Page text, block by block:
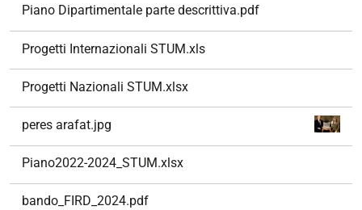
Piano Dipartimentale parte descrittiva.pdf
Progetti Internazionali STUM.xls
Progetti Nazionali STUM.xlsx
peres arafat.jpg
Piano2022-2024_STUM.xlsx
bando_FIRD_2024.pdf